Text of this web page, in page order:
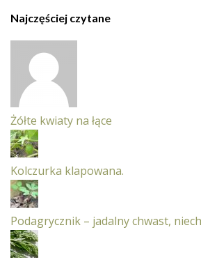
Najczęściej czytane
Żółte kwiaty na łące
Kolczurka klapowana.
Podagrycznik – jadalny chwast,